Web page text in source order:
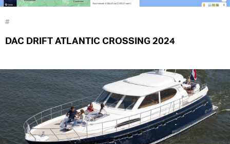
#
DAC DRIFT ATLANTIC CROSSING 2024